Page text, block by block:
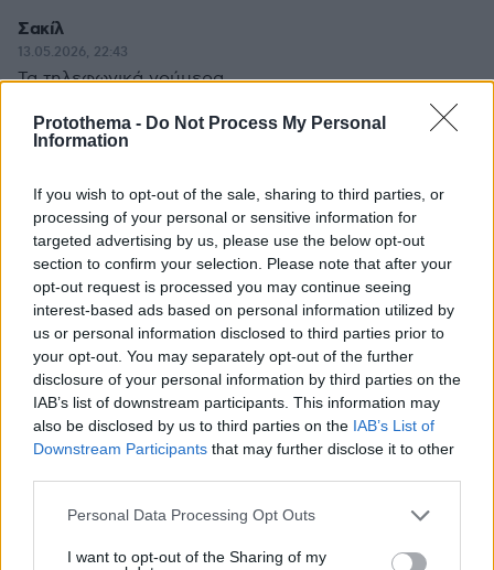
Protothema - Do Not Process My Personal
Information
If you wish to opt-out of the sale, sharing to third parties, or
processing of your personal or sensitive information for
targeted advertising by us, please use the below opt-out
section to confirm your selection. Please note that after your
opt-out request is processed you may continue seeing
interest-based ads based on personal information utilized by
us or personal information disclosed to third parties prior to
your opt-out. You may separately opt-out of the further
disclosure of your personal information by third parties on the
IAB’s list of downstream participants. This information may
also be disclosed by us to third parties on the IAB’s List of
Downstream Participants that may further disclose it to other
Please note that this website/app uses one or more Google
not limited to your visit or usage behaviour. You may click to
Personal Data Processing Opt Outs
I want to opt-out of the Sharing of my
Σακίλ
13.05.2026, 22:43
Τα τηλεφωνικά νούμερα...
13.05.2026, 22:14
Εκει κοντα ηταν και η Λερναια Υδρα με τα πολλα
κεφαλια , αλλα ηταν πιο παλια πριν τους ρωμαιους ,
που να βρουμε ομως εναν Ηρακλη να τους κοψει τα
κεφαλια αφου τους αφινουν ελευθερους και τσουπ
αλλο κεφαλι φυτρωνει
ΑΠΑΝΤΗΣΗ
Grecko.Site
13.05.2026, 21:20
αυτό δημιουργήσαμε αυτόν τον χώρο ειδικά για
Εδώ οι γυναίκες εκτιμούν την υπευθυνότητα την